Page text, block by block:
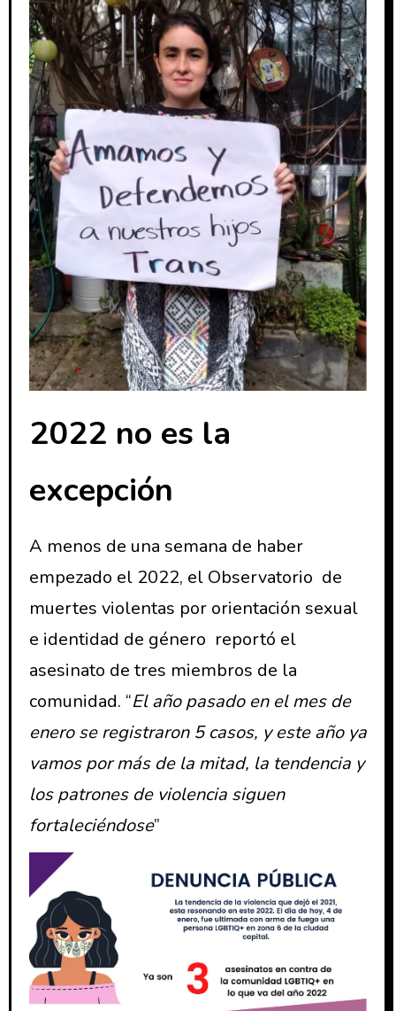
2022 no es la
excepción
A menos de una semana de haber
empezado el 2022, el Observatorio de
muertes violentas por orientación sexual
e identidad de género reportó el
asesinato de tres miembros de la
comunidad. “El año pasado en el mes de
enero se registraron 5 casos, y este año ya
vamos por más de la mitad, la tendencia y
los patrones de violencia siguen
fortaleciéndose”